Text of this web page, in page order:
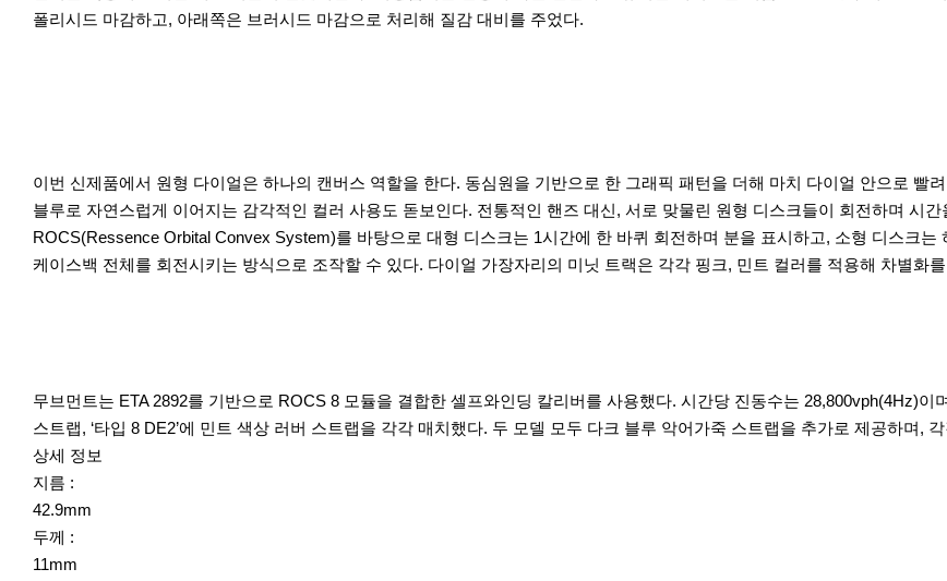
폴리시드 마감하고, 아래쪽은 브러시드 마감으로 처리해 질감 대비를 주었다.
이번 신제품에서 원형 다이얼은 하나의 캔버스 역할을 한다. 동심원을 기반으로 한 그래픽 패턴을 더해 마치 다이얼 안으로 빨
블루로 자연스럽게 이어지는 감각적인 컬러 사용도 돋보인다. 전통적인 핸즈 대신, 서로 맞물린 원형 디스크들이 회전하며 시
ROCS(Ressence Orbital Convex System)를 바탕으로 대형 디스크는 1시간에 한 바퀴 회전하며 분을 표시하고, 소형 디스크
케이스백 전체를 회전시키는 방식으로 조작할 수 있다. 다이얼 가장자리의 미닛 트랙은 각각 핑크, 민트 컬러를 적용해 차별화
무브먼트는 ETA 2892를 기반으로 ROCS 8 모듈을 결합한 셀프와인딩 칼리버를 사용했다. 시간당 진동수는 28,800vph(4Hz)이
스트랩, ‘타입 8 DE2’에 민트 색상 러버 스트랩을 각각 매치했다. 두 모델 모두 다크 블루 악어가죽 스트랩을 추가로 제공하며,
상세 정보
지름 :
42.9mm
두께 :
11mm